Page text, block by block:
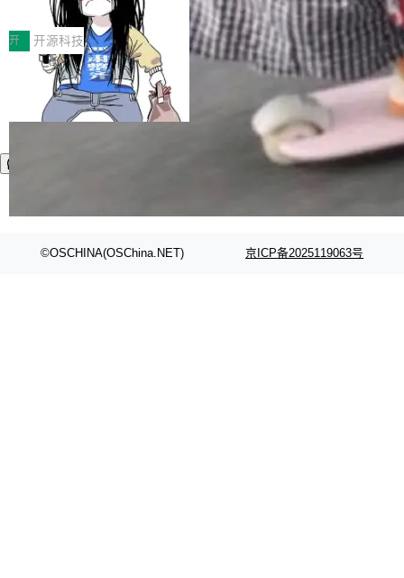
得住、用得稳、省得下、更安全！ 一、从现在开
始，Token使用一目...
q2Seq 和 DocAI 的共同发明人）以及 Oriol Vin
yals（Gemini 联合负责人，AlphaSta...
中文驱动的数字员工，自主理解需求、规划步
骤、编写代码。不挑模型、不挑平台，curl 一行
装完即用。 开源地址：Gitee · GitCode · GitHu
b 安装 支持 Java 8+（8~26）、macOS / Linu
x / Windows / Harmony PC。 # macOS / Linu
x / Harmony PC curl -fsSL https://solon.noea
价值潜能：华为云码道（CodeArts）
代码仓技术解析
一、代码仓深度理解技术的作用与价值 在软件工
程实践中，代码仓是企业核心知识资产的主要载
体。企业级代码仓库通常包含数十万乃至数百万
个文件，其规模远超单次模型调用可承载的上下
文窗口。随着项目规模的持续扩张与代码历史的
不断累积，代码仓中的模块关系、接口契约、业
务逻辑等关键信息往往分散于数十乃至数百个文
件之中，形成高度复杂的知识关联网络。传统的
理解大规模代码仓时面临显著"代码仓理解"瓶
开 开源科技
©OSCHINA(OSChina.NET) 京ICP备2025119063号